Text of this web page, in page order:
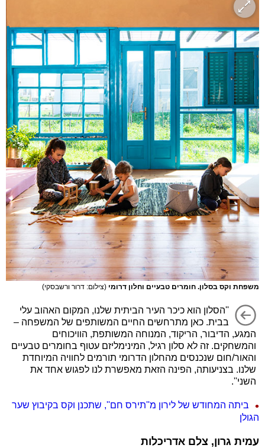
משפחת וקס בסלון. חומרים טבעיים וחלון דרומי (צילום: דרור ורשבסקי)
''הסלון הוא כיכר העיר הביתית שלנו, המקום האהוב עלי
בבית. כאן מתרחשים החיים המשותפים של המשפחה –
המגע, הדיבור, הריקוד, המנוחה המשותפת, הוויכוחים
והמשחקים. זה לא סלון רגיל, המינימליזם עטוף בחומרים טבעיים
והאור/חום שנכנסים מהחלון הדרומי תורמים לחוויה המיוחדת
שלנו. בצניעותה, הפינה הזאת מאפשרת לנו לפגוש אחד את
השני''.
ביתה המחודש של לירון מ''תירס חם'', שתכנן וקס בקיבוץ שער
הגולן
עמית גרון, צלם אדריכלות